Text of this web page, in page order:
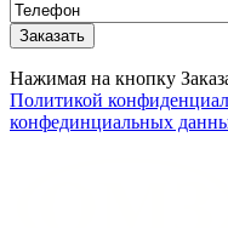
Нажимая на кнопку
Политикой
конфединциальных